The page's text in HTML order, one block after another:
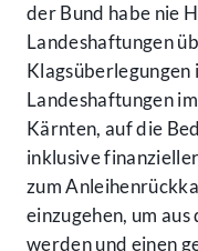
der Bund habe nie
Landeshaftungen
Landeshaftungen
Kärnten, auf die
inklusive
zum
einzugehen, um
werden und einen